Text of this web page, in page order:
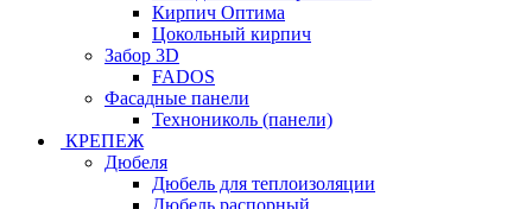
Кирпич Оптима
Цокольный кирпич
Забор 3D
FADOS
Фасадные панели
Технониколь (панели)
КРЕПЕЖ
Дюбеля
Дюбель для теплоизоляции
Дюбель распорный